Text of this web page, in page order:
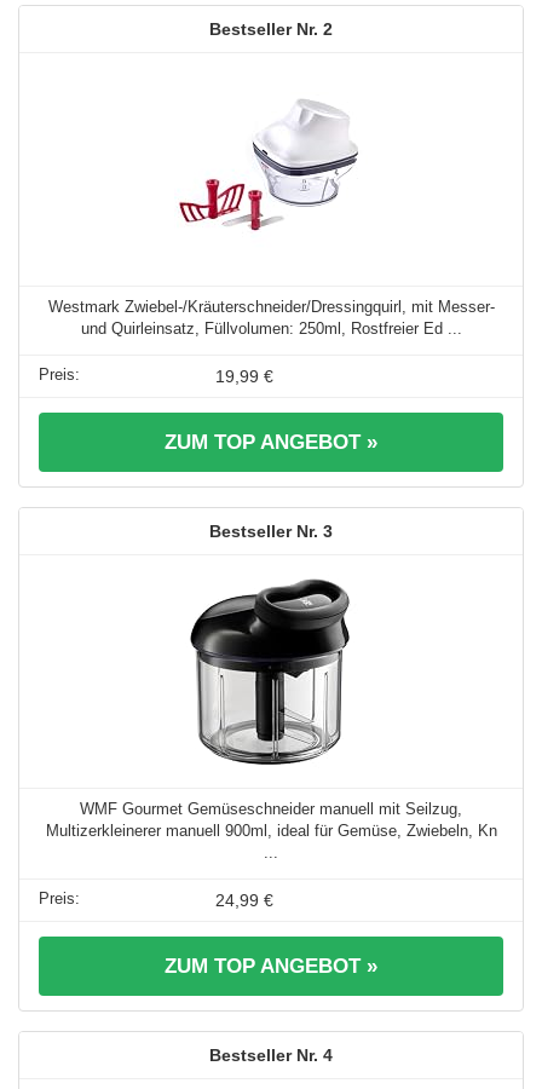
2
Westmark Zwiebel-/Kräuterschneider/Dressingquirl, mit Messer-
und Quirleinsatz, Füllvolumen: 250ml, Rostfreier Ed ...
19,99 €
ZUM TOP ANGEBOT »
3
WMF Gourmet Gemüseschneider manuell mit Seilzug,
Multizerkleinerer manuell 900ml, ideal für Gemüse, Zwiebeln, Kn
24,99 €
ZUM TOP ANGEBOT »
4